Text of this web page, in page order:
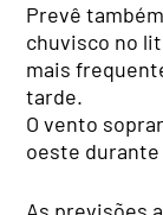
Prevê
chuvisco no
mais
tarde.
O vento
oeste